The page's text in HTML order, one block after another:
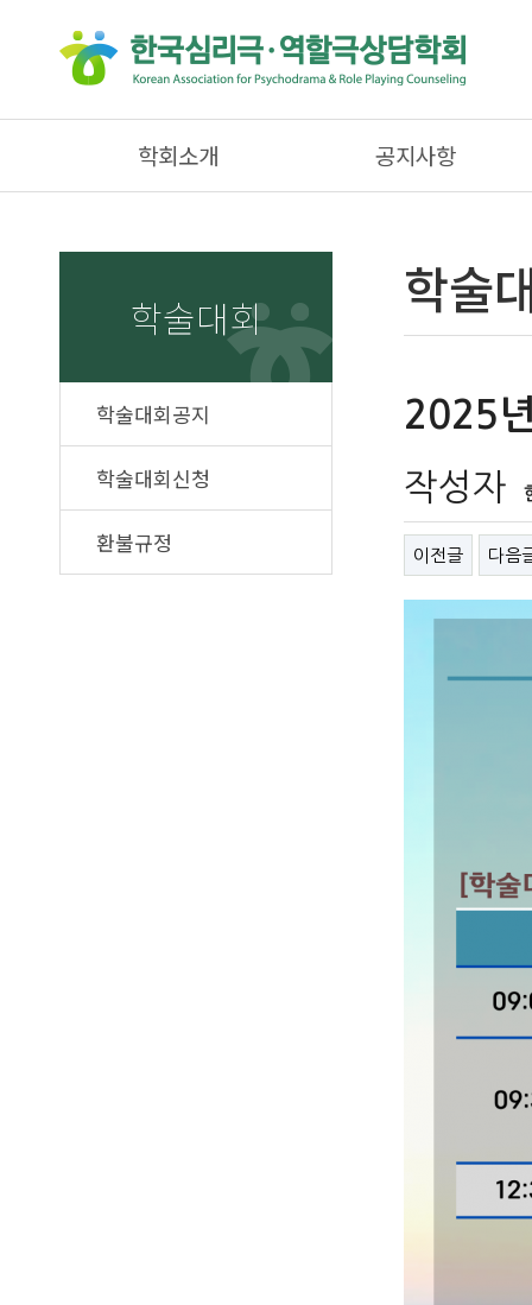
학회소개 공지사항
학술대회
학술대회공지
학술대회신청
환불규정
학술
2025
작성자
이전글 다음